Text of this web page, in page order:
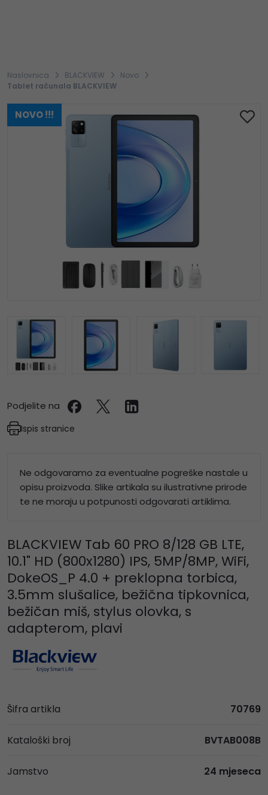
Naslovnica BLACKVIEW
Novo
Tablet računala BLACKVIEW
NOVO !!!
Podjelite na
Ispis stranice
Ne odgovaramo za eventualne pogreške nastale u
opisu proizvoda. Slike artikala su ilustrativne prirode
te ne moraju u potpunosti odgovarati artiklima.
BLACKVIEW Tab 60 PRO 8/128 GB LTE,
10.1" HD (800x1280) IPS, 5MP/8MP, WiFi,
DokeOS_P 4.0 + preklopna torbica,
3.5mm slušalice, bežična tipkovnica,
bežičan miš, stylus olovka, s
adapterom, plavi
Šifra artikla 70769
Kataloški broj BVTAB008B
Jamstvo 24 mjeseca